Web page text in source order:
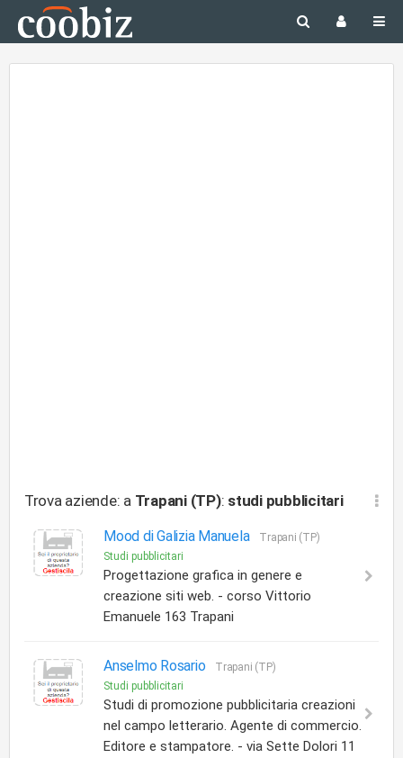
Trova aziende: a Trapani (TP): studi pubblicitari
Mood di Galizia Manuela
Trapani (TP)
Studi pubblicitari
Progettazione grafica in genere e
creazione siti web. - corso Vittorio
Emanuele 163 Trapani
Anselmo Rosario
Trapani (TP)
Studi pubblicitari
Studi di promozione pubblicitaria creazioni
nel campo letterario. Agente di commercio.
Editore e stampatore. - via Sette Dolori 11